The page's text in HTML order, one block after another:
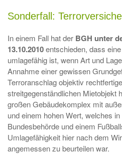
Sonderfall:
In einem Fall hat der BGH unter
13.10.2010entschieden, dass
umlagefähig ist, wenn Art und
Annahme einer gewissen
Terroranschlag objektiv
streitgegenständlichen Mietobjekt
großen Gebäudekomplex mit
und einem hohen Wert, welches
Bundesbehörde und einem
Umlagefähigkeit hier nach dem
angemessen zu beurteilen war.